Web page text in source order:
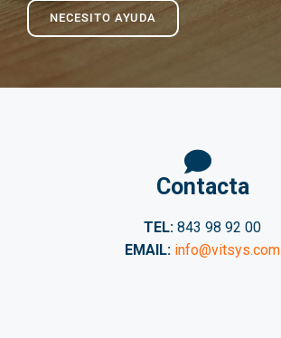
NECESITO AYUDA
Contacta
TEL: 843 98 92 00
EMAIL: info@vitsys.com